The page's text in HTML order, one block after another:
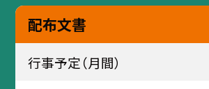
配布文書
行事予定（月間）